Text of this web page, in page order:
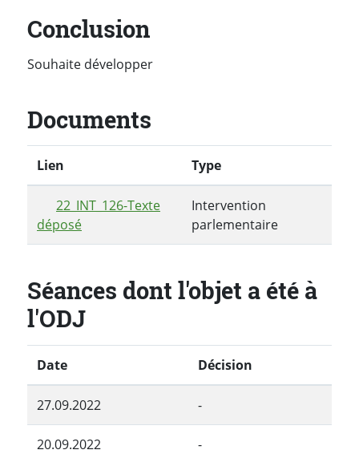
Conclusion
Souhaite développer
Documents
Lien Type
22_INT_126-Texte
déposé
Intervention
parlementaire
Séances dont l'objet a été à
l'ODJ
Date Décision
27.09.2022 -
20.09.2022 -